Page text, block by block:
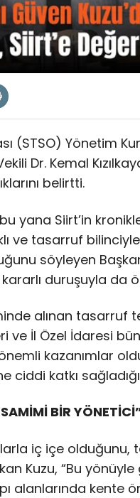
(STSO) Yönetim
Dr. Kemal
belirtti.
yana Siirt’in
ve tasarruf bilinciyle
söyleyen
duruşuyla da
alınan tasarruf
ve İl Özel İdaresi
kazanımlar
ciddi katkı
BİR
iç içe olduğunu,
Kuzu, “Bu
alanlarında kente